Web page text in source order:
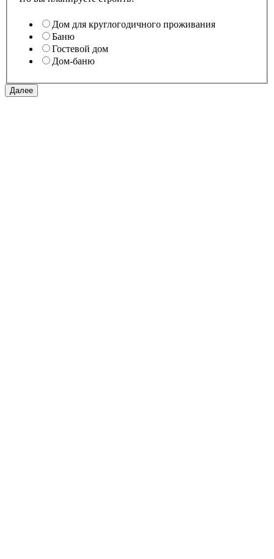
Дом для круглогодичного проживания
Баню
Гостевой дом
Дом-баню
Далее